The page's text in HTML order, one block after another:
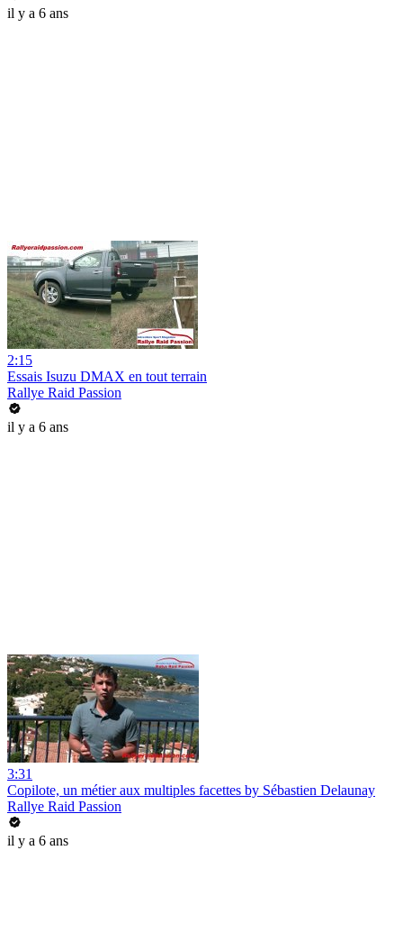
il y a 6 ans
2:15
Essais Isuzu DMAX en tout terrain
Rallye Raid Passion
il y a 6 ans
3:31
Copilote, un métier aux multiples facettes by Sébastien Delaunay
Rallye Raid Passion
il y a 6 ans